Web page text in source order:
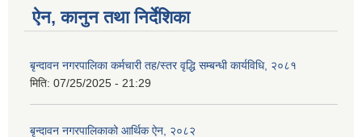
ऐन, कानुन तथा निर्देशिका
बृन्दावन नगरपालिका कर्मचारी तह/स्तर वृद्धि सम्बन्धी कार्यविधि, २०८१
मिति: 07/25/2025 - 21:29
बृन्दावन नगरपालिकाको आर्थिक ऐन, २०८२